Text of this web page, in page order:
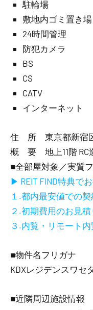
駐輪場
敷地内ゴミ置き場
24時間管理
防犯カメラ
BS
CS
CATV
インターネット
住 所 東京都新宿
概 要 地上11階 RC
■全部屋対象／実質
▶ REIT FIND特典で
１.都内最安値での
２.初期費用のお見
３.内覧・リモート
■物件名フリガナ
KDXレジデンスワセ
■近隣周辺施設情報